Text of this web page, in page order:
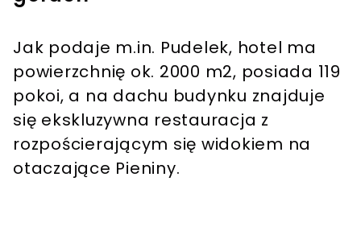
Jak podaje m.in. Pudelek, hotel ma
powierzchnię ok. 2000 m2, posiada 119
pokoi, a na dachu budynku znajduje
się ekskluzywna restauracja z
rozpościerającym się widokiem na
otaczające Pieniny.